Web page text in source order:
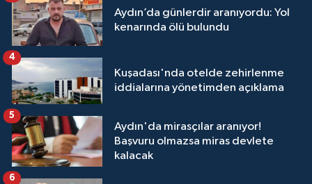
Aydın’da günlerdir aranıyordu: Yol
kenarında ölü bulundu
Kuşadası'nda otelde zehirlenme
iddialarına yönetimden açıklama
4
Aydın'da mirasçılar aranıyor!
Başvuru olmazsa miras devlete
kalacak
5
6